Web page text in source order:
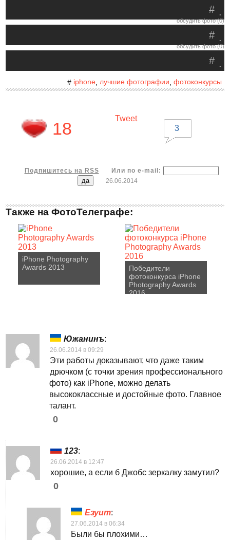
.
#
обсудить фото (0)
.
#
обсудить фото (0)
.
#
# iphone, лучшие фотографии фотоконкурсы
18
Tweet
3
Подпишитесь на RSS
Или по e-mail:
26.06.2014
Также на ФотоТелеграфе:
iPhone Photography
Awards 2013
Победители
фотоконкурса iPhone
Photography Awards
2016
Южанинъ:
26.06.2014 в 09:29
Эти работы доказывают, что даже таким
дрючком (с точки зрения профессионального
фото) как iPhone, можно делать
высококлассные и достойные фото. Главное
талант.
0
123:
26.06.2014 в 12:47
хорошие, а если б Джобс зеркалку замутил?
0
Езуит:
27.06.2014 в 06:34
Были бы плохими…